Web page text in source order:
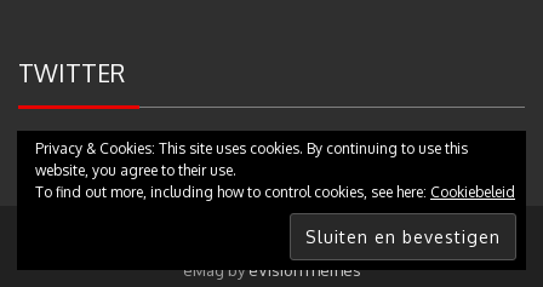
TWITTER
Mijn tweets
Copyright © 2017 - Pastamammamia.nl - All rights reserved|Theme:
eMag byeVisionThemes
Privacy & Cookies: This site uses cookies. By continuing to use this
website, you agree to their use.
To find out more, including how to control cookies, see here: Cookiebeleid